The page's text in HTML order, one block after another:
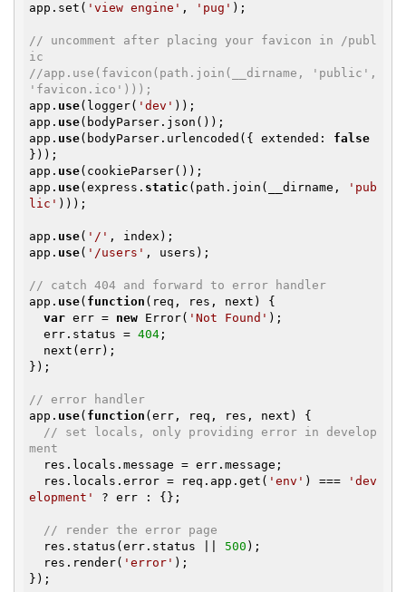
app.set( 'view engine' , 'pug' );
// uncomment after placing your favicon in /publ
ic
//app.use(favicon(path.join(__dirname, 'public',
'favicon.ico')));
app. use(logger( 'dev' ));
app. use(bodyParser.json());
app. use(bodyParser.urlencoded({ extended: false
}));
app. use(cookieParser());
app. use(express. static (path.join(__dirname,
'pub
lic' )));
app. use( '/' , index);
app. use( '/users' , users);
// catch 404 and forward to error handler
app. use( function (req, res, next)
{
var err = new Error( 'Not Found' );
  err.status =
404 ;
});
// error handler
app. use( function (err, req, res, next)
{
// set locals, only providing error in develop
ment
  res.locals.error = req.app.get(
'env' ) ===
'dev
elopment'
? err : {};
// render the error page
  res.status(err.status ||
500 );
  res.render(
'error' );
});